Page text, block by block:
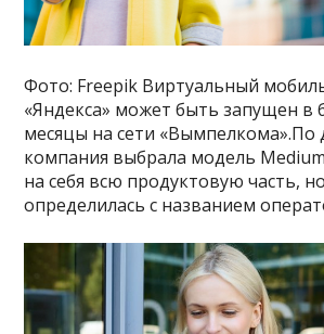
Фото: Freepik Виртуальный
«Яндекса» может быть запущен в
месяцы на сети «Вымпелкома».По
компания выбрала модель
на себя всю продуктовую часть,
определилась с названием